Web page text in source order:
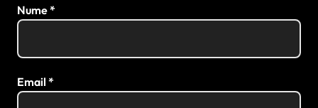
Nume*
Email *